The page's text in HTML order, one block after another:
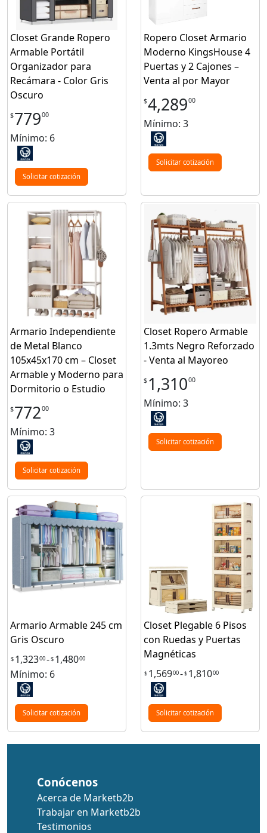
Closet Grande Ropero
Armable Portátil
Organizador para
Recámara - Color Gris
Oscuro
$77900
Mínimo: 6
Solicitar cotización
Ropero Closet Armario
Moderno KingsHouse 4
Puertas y 2 Cajones –
Venta al por Mayor
$4,28900
Mínimo: 3
Solicitar cotización
Armario Independiente
de Metal Blanco
105x45x170 cm – Closet
Armable y Moderno para
Dormitorio o Estudio
$77200
Mínimo: 3
Solicitar cotización
Closet Ropero Armable
1.3mts Negro Reforzado
- Venta al Mayoreo
$ 1,31000
Mínimo: 3
Solicitar cotización
Armario Armable 245 cm
Gris Oscuro
$ 1,32300-$ 1,48000
Mínimo: 6
Solicitar cotización
Closet Plegable 6 Pisos
con Ruedas y Puertas
Magnéticas
$ 1,56900-$ 1,81000
Solicitar cotización
Conócenos
Acerca de Marketb2b
Trabajar en Marketb2b
Testimonios